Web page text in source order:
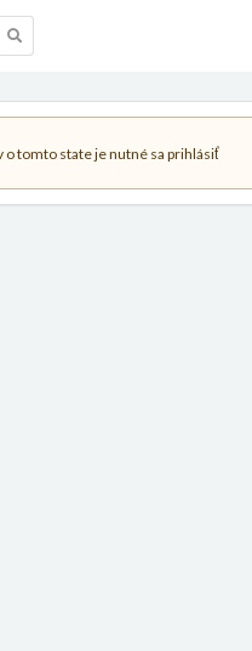
tomto state je nutné sa prihlásiť